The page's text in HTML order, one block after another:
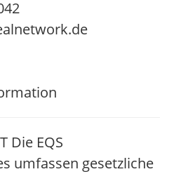
Die EQS
umfassen gesetzliche